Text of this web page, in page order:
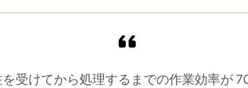
受けてから処理するまでの作業効率が